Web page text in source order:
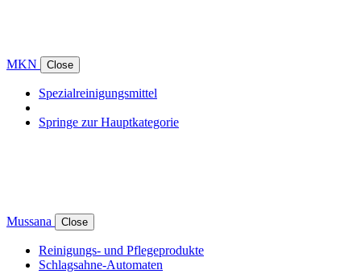
MKN Close
Spezialreinigungsmittel
Springe zur Hauptkategorie
Mussana Close
Reinigungs- und Pflegeprodukte
Schlagsahne-Automaten